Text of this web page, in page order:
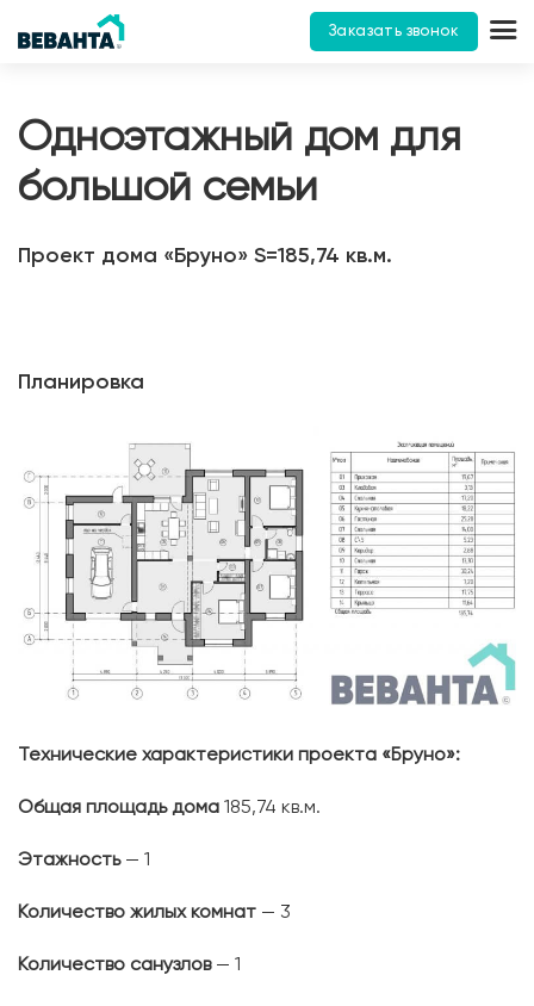
Заказать звонок
Одноэтажный дом для
большой семьи
Проект дома «Бруно» S=185,74 кв.м.
Планировка
Технические характеристики проекта «Бруно»:
Общая площадь дома 185,74 кв.м.
Этажность— 1
Количество жилых комнат — 3
Количество санузлов— 1